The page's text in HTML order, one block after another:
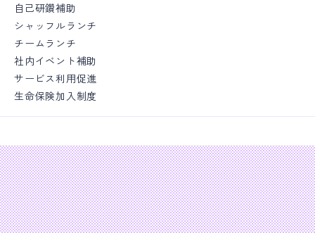
自己研鑽補助
シャッフルランチ
チームランチ
社内イベント補助
サービス利用促進
生命保険加入制度